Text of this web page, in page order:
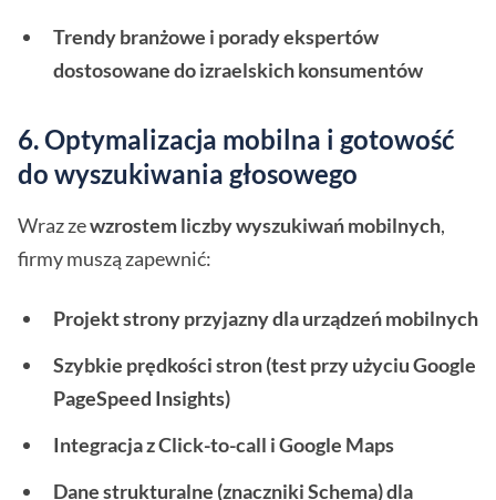
Trendy branżowe i porady ekspertów
dostosowane do izraelskich konsumentów
6. Optymalizacja mobilna i gotowość
do wyszukiwania głosowego
Wraz zewzrostem liczby wyszukiwań mobilnych,
firmy muszą zapewnić:
Projekt strony przyjazny dla urządzeń mobilnych
Szybkie prędkości stron (test przy użyciu Google
PageSpeed Insights)
Integracja z Click-to-call i Google Maps
Dane strukturalne (znaczniki Schema) dla